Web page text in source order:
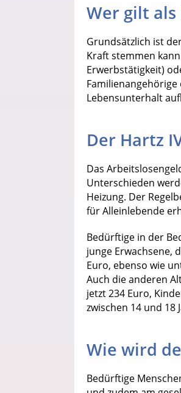
Wer gilt
Grundsätzlich ist
Kraft stemmen
Erwerbstätigkeit)
Lebensunterhalt
Der Hartz
Das
Unterschieden
Heizung. Der
für Alleinlebende
Bedürftige in der
junge Erwachsene,
Euro, ebenso wie
Auch die anderen
jetzt 234 Euro,
zwischen 14 und 18
Wie wird
Bedürftige